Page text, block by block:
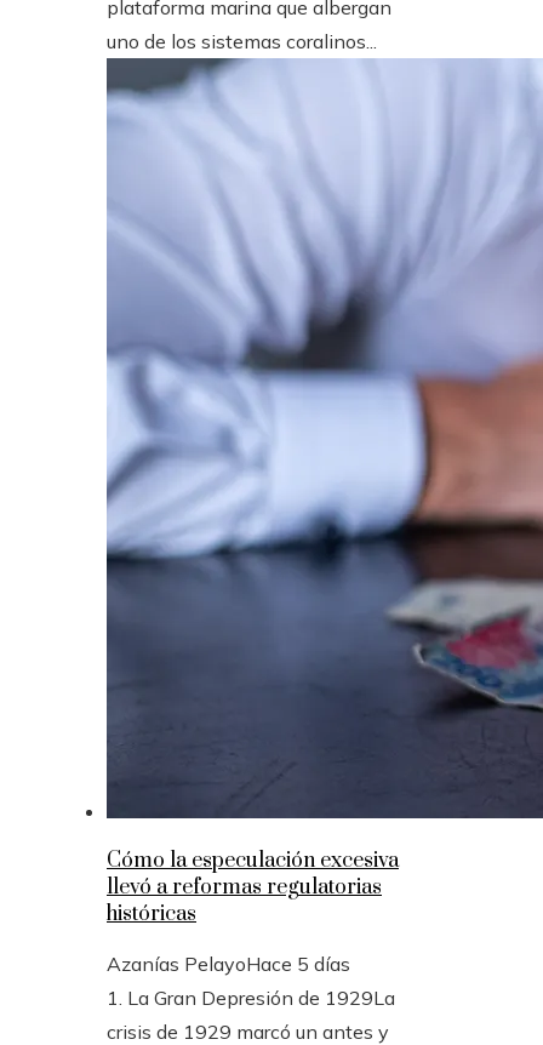
plataforma marina que albergan
uno de los sistemas coralinos...
Cómo la especulación excesiva
llevó a reformas regulatorias
históricas
Azanías PelayoHace 5 días
1. La Gran Depresión de 1929La
crisis de 1929 marcó un antes y